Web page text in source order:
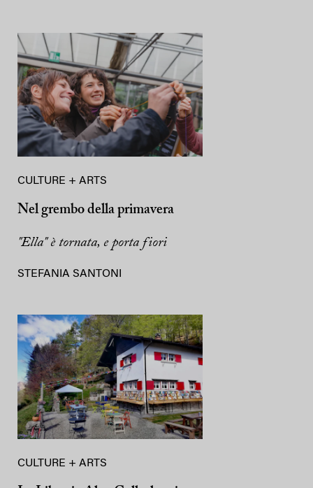
CULTURE + ARTS
Nel grembo della primavera
"Ella" è tornata, e porta fiori
STEFANIA SANTONI
CULTURE + ARTS